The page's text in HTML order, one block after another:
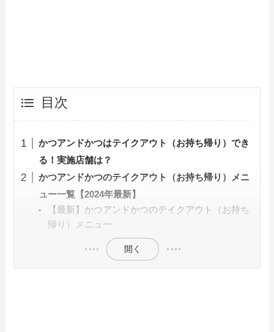
【2024年最新】chawanのテイクアウト
目次
かつアンドかつはテイクアウト（お持ち帰り）でき
る！実施店舗は？
かつアンドかつのテイクアウト（お持ち帰り）メニ
ュー一覧【2024年最新】
【最新】かつアンドかつのテイクアウト（お持ち
帰り）メニュー
開く